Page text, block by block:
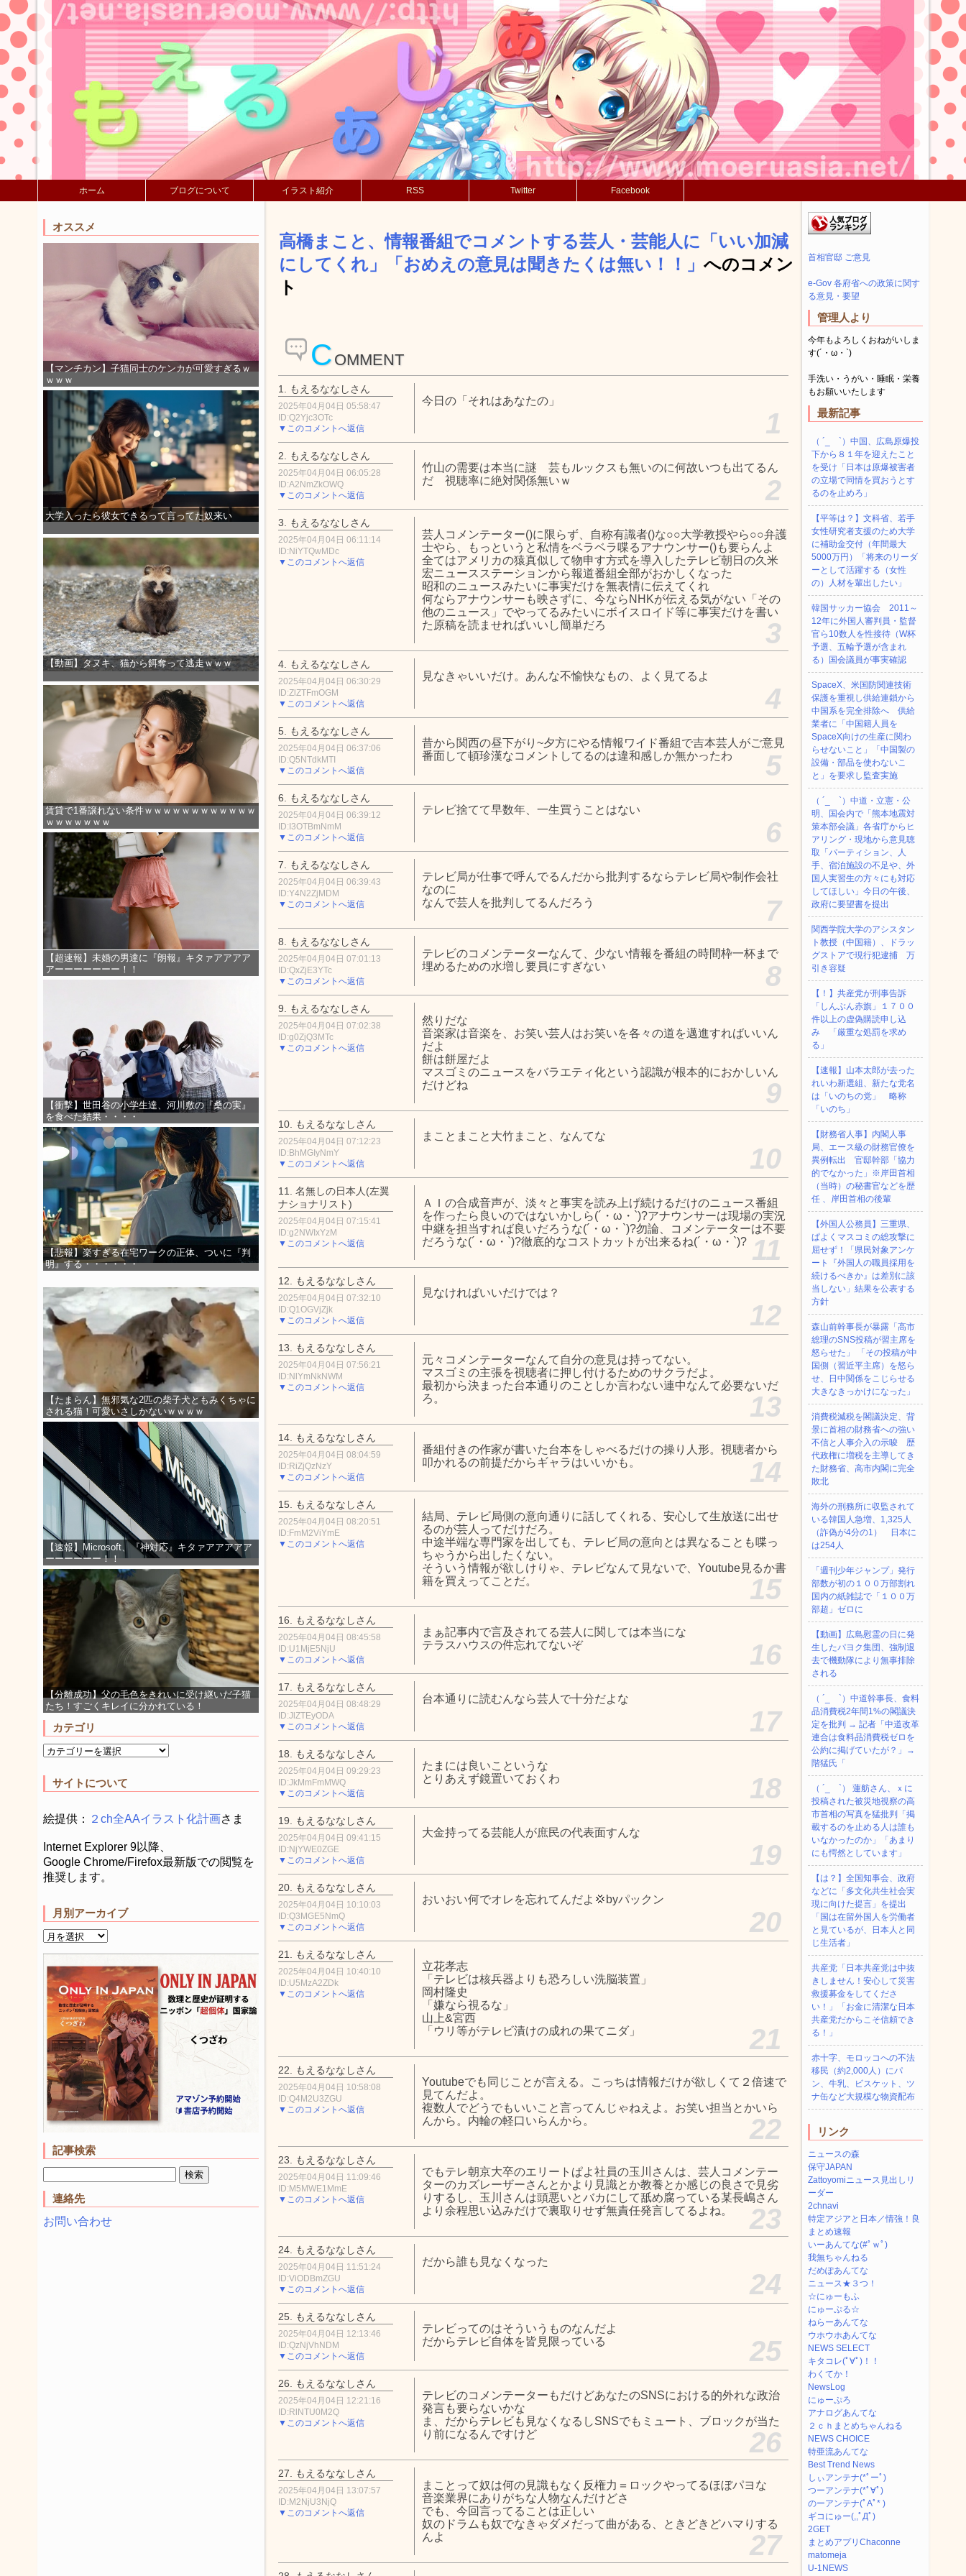
ホーム ブログについて イラスト紹介 RSS Twitter Facebook
オススメ
【マンチカン】子猫同士のケンカが可愛すぎるｗ
ｗｗｗ
大学入ったら彼女できるって言ってた奴来い
【動画】タヌキ、猫から餌奪って逃走ｗｗｗ
賃貸で1番譲れない条件ｗｗｗｗｗｗｗｗｗｗｗｗ
ｗｗｗｗｗｗｗ
【超速報】未婚の男達に『朗報』キタァアアアア
アーーーーーーー！！
【衝撃】世田谷の小学生達、河川敷の『桑の実』
を食べた結果・・・・
【悲報】楽すぎる在宅ワークの正体、ついに『判
明』する・・・・・・
【たまらん】無邪気な2匹の柴子犬ともみくちゃに
される猫！可愛いさしかないｗｗｗｗ
【速報】Microsoft、『神対応』キタァアアアアア
ーーーーーー！！
【分離成功】父の毛色をきれいに受け継いだ子猫
たち！すごくキレイに分かれている！
カテゴリ
サイトについて
絵提供： ２ch全AAイラスト化計画さま
Internet Explorer 9以降、
Google Chrome/Firefox最新版での閲覧を
推奨します。
月別アーカイブ
記事検索
連絡先
お問い合わせ
高橋まこと、情報番組でコメントする芸人・芸能人に「いい加減
にしてくれ」「おめえの意見は聞きたくは無い！！」 へのコメン
ト
C OMMENT
1. もえるななしさん
2025年04月04日 05:58:47
ID:Q2Yjc3OTc
▼このコメントへ返信
今日の「それはあなたの」
1
2. もえるななしさん
2025年04月04日 06:05:28
ID:A2NmZkOWQ
▼このコメントへ返信
竹山の需要は本当に謎 芸もルックスも無いのに何故いつも出てるん
だ 視聴率に絶対関係無いｗ
2
3. もえるななしさん
2025年04月04日 06:11:14
ID:NiYTQwMDc
▼このコメントへ返信
芸人コメンテーター()に限らず、自称有識者()な○○大学教授やら○○弁護
士やら、もっというと私情をベラベラ喋るアナウンサー()も要らんよ
全てはアメリカの猿真似して物申す方式を導入したテレビ朝日の久米
宏ニュースステーションから報道番組全部がおかしくなった
昭和のニュースみたいに事実だけを無表情に伝えてくれ
何ならアナウンサーも映さずに、今ならNHKが伝える気がない「その
他のニュース」でやってるみたいにボイスロイド等に事実だけを書い
た原稿を読ませればいいし簡単だろ
3
4. もえるななしさん
2025年04月04日 06:30:29
ID:ZlZTFmOGM
▼このコメントへ返信
見なきゃいいだけ。あんな不愉快なもの、よく見てるよ
4
5. もえるななしさん
2025年04月04日 06:37:06
ID:Q5NTdkMTI
▼このコメントへ返信
昔から関西の昼下がり~夕方にやる情報ワイド番組で吉本芸人がご意見
番面して頓珍漢なコメントしてるのは違和感しか無かったわ
5
6. もえるななしさん
2025年04月04日 06:39:12
ID:I3OTBmNmM
▼このコメントへ返信
テレビ捨てて早数年、一生買うことはない
6
7. もえるななしさん
2025年04月04日 06:39:43
ID:Y4N2ZjMDM
▼このコメントへ返信
テレビ局が仕事で呼んでるんだから批判するならテレビ局や制作会社
なのに
なんで芸人を批判してるんだろう
7
8. もえるななしさん
2025年04月04日 07:01:13
ID:QxZjE3YTc
▼このコメントへ返信
テレビのコメンテーターなんて、少ない情報を番組の時間枠一杯まで
埋めるための水増し要員にすぎない
8
9. もえるななしさん
2025年04月04日 07:02:38
ID:g0ZjQ3MTc
▼このコメントへ返信
然りだな
音楽家は音楽を、お笑い芸人はお笑いを各々の道を邁進すればいいん
だよ
餅は餅屋だよ
マスゴミのニュースをバラエティ化という認識が根本的におかしいん
だけどね
9
10. もえるななしさん
2025年04月04日 07:12:23
ID:BhMGIyNmY
▼このコメントへ返信
まことまこと大竹まこと、なんてな
10
11. 名無しの日本人(左翼
ナショナリスト)
2025年04月04日 07:15:41
ID:g2NWIxYzM
▼このコメントへ返信
ＡＩの合成音声が、淡々と事実を読み上げ続けるだけのニュース番組
を作ったら良いのではないかしら(´・ω・`)?アナウンサーは現場の実況
中継を担当すれば良いだろうな(´・ω・`)?勿論、コメンテーターは不要
だろうな(´・ω・`)?徹底的なコストカットが出来るね(´・ω・`)? 11
12. もえるななしさん
2025年04月04日 07:32:10
ID:Q1OGVjZjk
▼このコメントへ返信
見なければいいだけでは？
12
13. もえるななしさん
2025年04月04日 07:56:21
ID:NlYmNkNWM
▼このコメントへ返信
元々コメンテーターなんて自分の意見は持ってない。
マスゴミの主張を視聴者に押し付けるためのサクラだよ。
最初から決まった台本通りのことしか言わない連中なんて必要ないだ
ろ。
13
14. もえるななしさん
2025年04月04日 08:04:59
ID:RiZjQzNzY
▼このコメントへ返信
番組付きの作家が書いた台本をしゃべるだけの操り人形。視聴者から
叩かれるの前提だからギャラはいいかも。
14
15. もえるななしさん
2025年04月04日 08:20:51
ID:FmM2ViYmE
▼このコメントへ返信
結局、テレビ局側の意向通りに話してくれる、安心して生放送に出せ
るのが芸人ってだけだろ。
中途半端な専門家を出しても、テレビ局の意向とは異なることも喋っ
ちゃうから出したくない。
そういう情報が欲しけりゃ、テレビなんて見ないで、Youtube見るか書
籍を買えってことだ。
15
16. もえるななしさん
2025年04月04日 08:45:58
ID:U1MjE5NjU
▼このコメントへ返信
まぁ記事内で言及されてる芸人に関しては本当にな
テラスハウスの件忘れてないぞ
16
17. もえるななしさん
2025年04月04日 08:48:29
ID:JlZTEyODA
▼このコメントへ返信
台本通りに読むんなら芸人で十分だよな
17
18. もえるななしさん
2025年04月04日 09:29:23
ID:JkMmFmMWQ
▼このコメントへ返信
たまには良いこというな
とりあえず鏡置いておくわ
18
19. もえるななしさん
2025年04月04日 09:41:15
ID:NjYWE0ZGE
▼このコメントへ返信
大金持ってる芸能人が庶民の代表面すんな
19
20. もえるななしさん
2025年04月04日 10:10:03
ID:Q3MGE5NmQ
▼このコメントへ返信
おいおい何でオレを忘れてんだよ💢byパックン
20
21. もえるななしさん
2025年04月04日 10:40:10
ID:U5MzA2ZDk
▼このコメントへ返信
立花孝志
「テレビは核兵器よりも恐ろしい洗脳装置」
岡村隆史
「嫌なら視るな」
山上&宮西
「ウリ等がテレビ漬けの成れの果てニダ」
21
22. もえるななしさん
2025年04月04日 10:58:08
ID:Q4M2U3ZGU
▼このコメントへ返信
Youtubeでも同じことが言える。こっちは情報だけが欲しくて２倍速で
見てんだよ。
複数人でどうでもいいこと言ってんじゃねえよ。お笑い担当とかいら
んから。内輪の軽口いらんから。
22
23. もえるななしさん
2025年04月04日 11:09:46
ID:M5MWE1MmE
▼このコメントへ返信
でもテレ朝京大卒のエリートぱよ社員の玉川さんは、芸人コメンテー
ターのカズレーザーさんとかより見識とか教養とか感じの良さで見劣
りするし、玉川さんは頭悪いとバカにして舐め腐っている某長嶋さん
より余程思い込みだけで裏取りせず無責任発言してるよね。
23
24. もえるななしさん
2025年04月04日 11:51:24
ID:ViODBmZGU
▼このコメントへ返信
だから誰も見なくなった
24
25. もえるななしさん
2025年04月04日 12:13:46
ID:QzNjVhNDM
▼このコメントへ返信
テレビってのはそういうものなんだよ
だからテレビ自体を皆見限っている
25
26. もえるななしさん
2025年04月04日 12:21:16
ID:RlNTU0M2Q
▼このコメントへ返信
テレビのコメンテーターもだけどあなたのSNSにおける的外れな政治
発言も要らないかな
ま、だからテレビも見なくなるしSNSでもミュート、ブロックが当た
り前になるんですけど
26
27. もえるななしさん
2025年04月04日 13:07:57
ID:M2NjU3NjQ
▼このコメントへ返信
まことって奴は何の見識もなく反権力＝ロックやってるほぼパヨな
音楽業界にありがちな人物なんだけどさ
でも、今回言ってることは正しい
奴のドラムも奴でなきゃダメだって曲がある、ときどきどハマりする
んよ
27
首相官邸 ご意見
e-Gov 各府省への政策に関す
る意見・要望
管理人より
今年もよろしくおねがいしま
す(´・ω・`)
手洗い・うがい・睡眠・栄養
もお願いいたします
最新記事
（ ´_ゝ`）中国、広島原爆投
下から８１年を迎えたこと
を受け「日本は原爆被害者
の立場で同情を買おうとす
るのを止めろ」
【平等は？】文科省、若手
女性研究者支援のため大学
に補助金交付（年間最大
5000万円）「将来のリーダ
ーとして活躍する（女性
の）人材を輩出したい」
韓国サッカー協会 2011～
12年に外国人審判員・監督
官ら10数人を性接待（W杯
予選、五輪予選が含まれ
る）国会議員が事実確認
SpaceX、米国防関連技術
保護を重視し供給連鎖から
中国系を完全排除へ 供給
業者に「中国籍人員を
SpaceX向けの生産に関わ
らせないこと」「中国製の
設備・部品を使わないこ
と」を要求し監査実施
（ ´_ゝ`）中道・立憲・公
明、国会内で「熊本地震対
策本部会議」各省庁からヒ
アリング・現地から意見聴
取「パーティション、人
手、宿泊施設の不足や、外
国人実習生の方々にも対応
してほしい」今日の午後、
政府に要望書を提出
関西学院大学のアシスタン
ト教授（中国籍）、ドラッ
グストアで現行犯逮捕 万
引き容疑
【！】共産党が刑事告訴
「しんぶん赤旗」１７００
件以上の虚偽購読申し込
み 「厳重な処罰を求め
る」
【速報】山本太郎が去った
れいわ新選組、新たな党名
は「いのちの党」 略称
「いのち」
【財務省人事】内閣人事
局、エース級の財務官僚を
異例転出 官邸幹部「協力
的でなかった」※岸田首相
（当時）の秘書官などを歴
任 、岸田首相の後輩
【外国人公務員】三重県、
ぱよくマスコミの総攻撃に
屈せず！「県民対象アンケ
ート『外国人の職員採用を
続けるべきか』は差別に該
当しない」結果を公表する
方針
森山前幹事長が暴露「高市
総理のSNS投稿が習主席を
怒らせた」 「その投稿が中
国側（習近平主席）を怒ら
せ、日中関係をこじらせる
大きなきっかけになった」
消費税減税を閣議決定、背
景に首相の財務省への強い
不信と人事介入の示唆 歴
代政権に増税を主導してき
た財務省、高市内閣に完全
敗北
海外の刑務所に収監されて
いる韓国人急増、1,325人
（詐偽が4分の1） 日本に
は254人
「週刊少年ジャンプ」発行
部数が初の１００万部割れ
国内の紙雑誌で「１００万
部超」ゼロに
【動画】広島慰霊の日に発
生したパヨク集団、強制退
去で機動隊により無事排除
される
（ ´_ゝ`）中道幹事長、食料
品消費税2年間1%の閣議決
定を批判 → 記者「中道改革
連合は食料品消費税ゼロを
公約に掲げていたが？」→
階猛氏「
（ ´_ゝ`） 蓮舫さん、ｘに
投稿された被災地視察の高
市首相の写真を猛批判「掲
載するのを止める人は誰も
いなかったのか」「あまり
にも愕然としています」
【は？】全国知事会、政府
などに「多文化共生社会実
現に向けた提言」を提出
「国は在留外国人を労働者
と見ているが、日本人と同
じ生活者」
共産党「日本共産党は中抜
きしません！安心して災害
救援募金をしてくださ
い！」「お金に清潔な日本
共産党だからこそ信頼でき
る！」
赤十字、モロッコへの不法
移民（約2,000人）にパ
ン、牛乳、ビスケット、ツ
ナ缶など大規模な物資配布
リンク
ニュースの森
保守JAPAN
Zattoyomiニュース見出しリ
ーダー
2chnavi
特定アジアと日本／情強！良
まとめ速報
いーあんてな(#ﾟｗﾟ)
我無ちゃんねる
だめぽあんてな
ニュース★３つ！
☆にゅーもふ
にゅーぷる☆
ねらーあんてな
ウホウホあんてな
NEWS SELECT
キタコレ(ﾟ∀ﾟ)！！
わくてか！
NewsLog
にゅーぷろ
アナログあんてな
２ｃｈまとめちゃんねる
NEWS CHOICE
特亜流あんてな
Best Trend News
しぃアンテナ(*ﾟーﾟ)
つーアンテナ(*ﾟ∀ﾟ)
のーアンテナ(ﾟAﾟ* )
ギコにゅー(,,ﾟДﾟ)
2GET
まとめアプリChaconne
matomeja
U-1NEWS